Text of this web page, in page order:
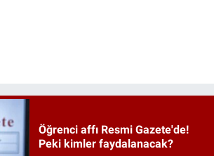
Öğrenci affı Resmi Gazete'de!
Peki kimler faydalanacak?